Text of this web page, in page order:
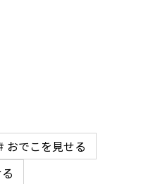
おでこを見せる